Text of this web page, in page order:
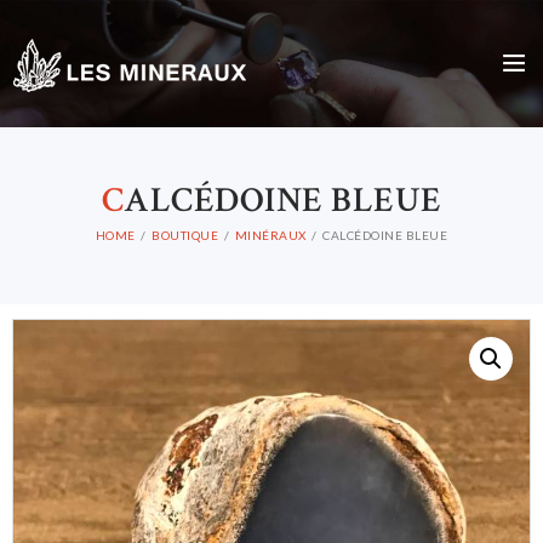
CALCÉDOINE BLEUE
HOME BOUTIQUE MINÉRAUX CALCÉDOINE BLEUE